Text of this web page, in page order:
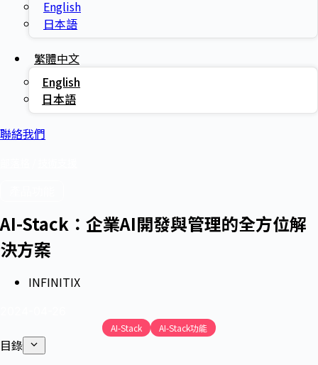
English
日本語
繁體中文
English
日本語
聯絡我們
AI-Stack：企業AI開發與管理的全方位解
決方案
INFINITIX
AI-Stack AI-Stack功能
目錄